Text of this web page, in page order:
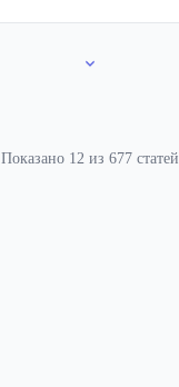
Показано 12 из 677 статей